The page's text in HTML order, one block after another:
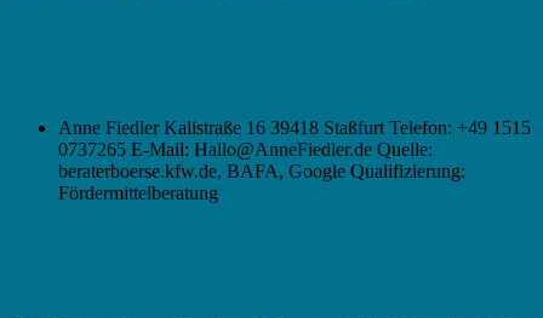
Anne Fiedler Kalistraße 16 39418 Staßfurt Telefon: +49 1515
0737265 E-Mail: Hallo@AnneFiedler.de Quelle:
beraterboerse.kfw.de, BAFA, Google Qualifizierung:
Fördermittelberatung